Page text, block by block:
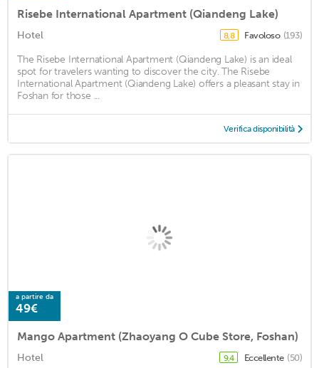
Risebe International Apartment (Qiandeng Lake)
Hotel 8,8 Favoloso (193)
The Risebe International Apartment (Qiandeng Lake) is an ideal
spot for travelers wanting to discover the city. The Risebe
International Apartment (Qiandeng Lake) offers a pleasant stay in
Foshan for those ...
Verifica disponibilità
a partire da
49€
Mango Apartment (Zhaoyang O Cube Store, Foshan)
Hotel 9,4 Eccellente (50)